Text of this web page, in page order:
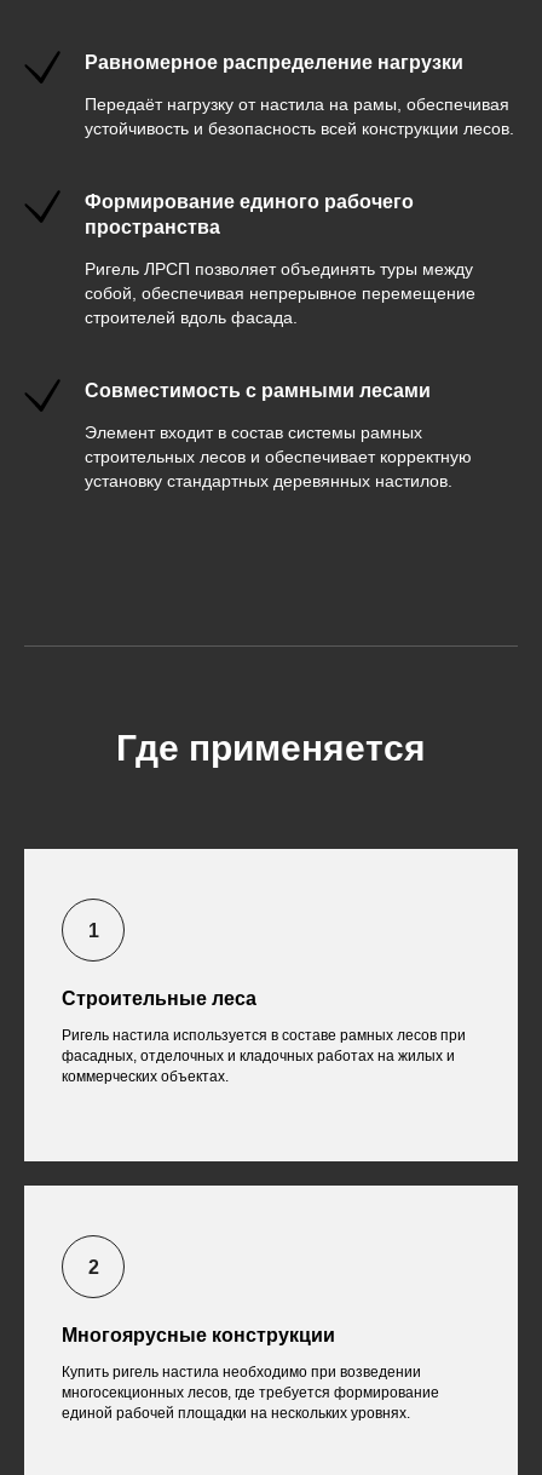
Равномерное распределение нагрузки
Передаёт нагрузку от настила на рамы, обеспечивая
устойчивость и безопасность всей конструкции лесов.
Формирование единого рабочего
пространства
Ригель ЛРСП позволяет объединять туры между
собой, обеспечивая непрерывное перемещение
строителей вдоль фасада.
Совместимость с рамными лесами
Элемент входит в состав системы рамных
строительных лесов и обеспечивает корректную
установку стандартных деревянных настилов.
Где применяется
Строительные леса
Ригель настила используется в составе рамных лесов при
фасадных, отделочных и кладочных работах на жилых и
коммерческих объектах.
Многоярусные конструкции
Купить ригель настила необходимо при возведении
многосекционных лесов, где требуется формирование
единой рабочей площадки на нескольких уровнях.